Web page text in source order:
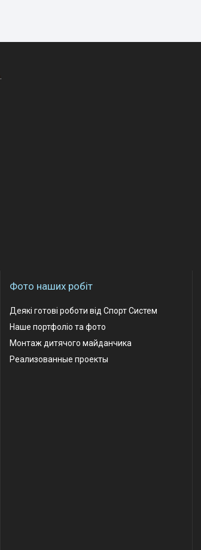
Фото наших робіт
Деякі готові роботи від Спорт Систем
Наше портфоліо та фото
Монтаж дитячого майданчика
Реализованные проекты